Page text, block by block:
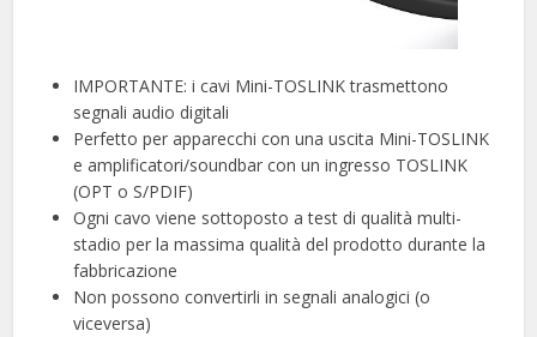
IMPORTANTE: i cavi Mini-TOSLINK trasmettono
segnali audio digitali
Perfetto per apparecchi con una uscita Mini-TOSLINK
e amplificatori/soundbar con un ingresso TOSLINK
(OPT o S/PDIF)
Ogni cavo viene sottoposto a test di qualità multi-
stadio per la massima qualità del prodotto durante la
fabbricazione
Non possono convertirli in segnali analogici (o
viceversa)